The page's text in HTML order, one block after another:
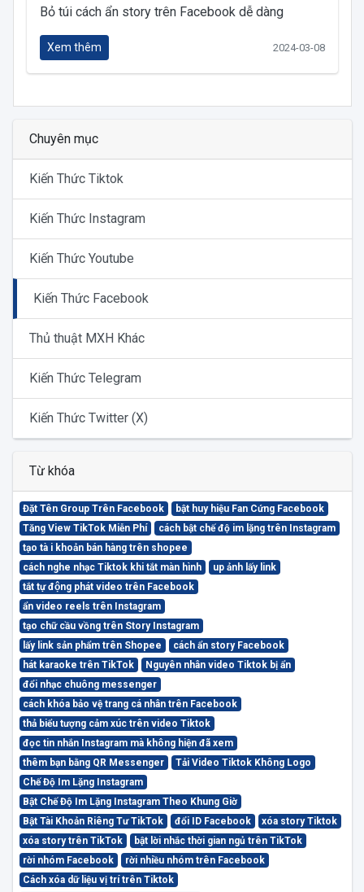
Bỏ túi cách ẩn story trên Facebook dễ dàng
Xem thêm 2024-03-08
Chuyên mục
Kiến Thức Tiktok
Kiến Thức Instagram
Kiến Thức Youtube
Kiến Thức Facebook
Thủ thuật MXH Khác
Kiến Thức Telegram
Kiến Thức Twitter (X)
Từ khóa
Đặt Tên Group Trên Facebook
bật huy hiệu Fan Cứng Facebook
Tăng View TikTok Miễn Phí
cách bật chế độ im lặng trên Instagram
tạo tà i khoản bán hàng trên shopee
cách nghe nhạc Tiktok khi tắt màn hình
up ảnh lấy link
tắt tự động phát video trên Facebook
ẩn video reels trên Instagram
tạo chữ cầu vồng trên Story Instagram
lấy link sản phẩm trên Shopee
cách ẩn story Facebook
hát karaoke trên TikTok
Nguyên nhân video Tiktok bị ẩn
đổi nhạc chuông messenger
cách khóa bảo vệ trang cá nhân trên Facebook
thả biểu tượng cảm xúc trên video Tiktok
đọc tin nhắn Instagram mà không hiện đã xem
thêm bạn bằng QR Messenger
Tải Video Tiktok Không Logo
Chế Độ Im Lặng Instagram
Bật Chế Độ Im Lặng Instagram Theo Khung Giờ
Bật Tài Khoản Riêng Tư TikTok
đổi ID Facebook
xóa story Tiktok
xóa story trên TikTok
bật lời nhắc thời gian ngủ trên TikTok
rời nhóm Facebook
rời nhiều nhóm trên Facebook
Cách xóa dữ liệu vị trí trên Tiktok